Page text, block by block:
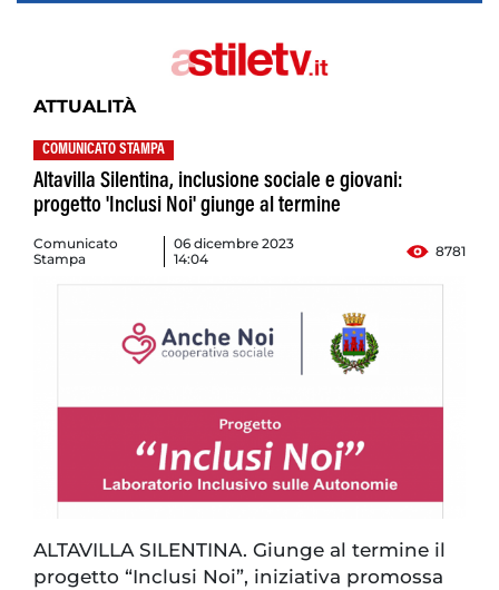
ATTUALITÀ
COMUNICATO STAMPA
Altavilla Silentina, inclusione sociale e giovani:
progetto 'Inclusi Noi' giunge al termine
Comunicato
Stampa
06 dicembre 2023
14:04
8781
ALTAVILLA SILENTINA. Giunge al termine il
progetto “Inclusi Noi”, iniziativa promossa